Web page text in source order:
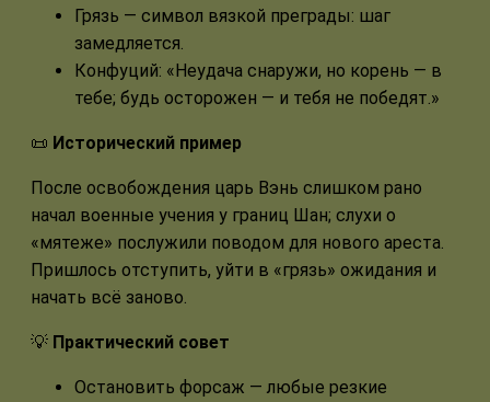
Грязь — символ вязкой преграды: шаг
замедляется.
Конфуций: «Неудача снаружи, но корень — в
тебе; будь осторожен — и тебя не победят.»
📜 Исторический пример
После освобождения царь Вэнь слишком рано
начал военные учения у границ Шан; слухи о
«мятеже» послужили поводом для нового ареста.
Пришлось отступить, уйти в «грязь» ожидания и
начать всё заново.
💡 Практический совет
Остановить форсаж — любые резкие